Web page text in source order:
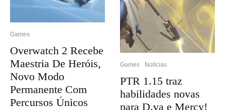
Games
Overwatch 2 Recebe
Maestria De Heróis,
Novo Modo
Permanente Com
Percursos Únicos
Games Notícias
PTR 1.15 traz
habilidades novas
para D.va e Mercy!